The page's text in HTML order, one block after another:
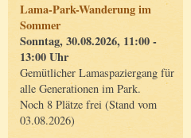
Lama-Park-Wanderung im
Sommer
Sonntag, 30.08.2026, 11:00 -
13:00 Uhr
Gemütlicher Lamaspaziergang für
alle Generationen im Park.
Noch 8 Plätze frei (Stand vom
03.08.2026)